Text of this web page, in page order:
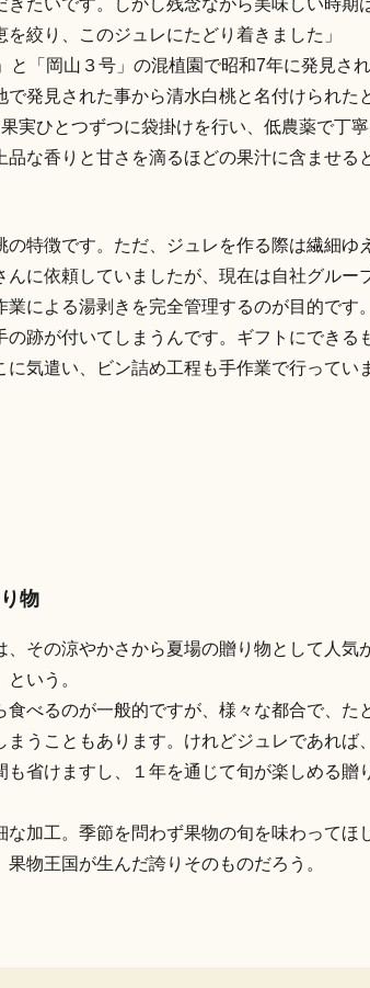
きたいです。しかし残念ながら美味しい時期
絞り、このジュレにたどり着きました」
「岡山３号」の混植園で昭和7年に発見さ
発見された事から清水白桃と名付けられた
実ひとつずつに袋掛けを行い、低農薬で丁
な香りと甘さを滴るほどの果汁に含ませる
の特徴です。ただ、ジュレを作る際は繊細ゆ
に依頼していましたが、現在は自社グルー
による湯剥きを完全管理するのが目的です
跡が付いてしまうんです。ギフトにできる
気遣い、ビン詰め工程も手作業で行ってい
物
その涼やかさから夏場の贈り物として人気
いう。
食べるのが一般的ですが、様々な都合で、た
うこともあります。けれどジュレであれば
省けますし、１年を通じて旬が楽しめる贈
加工。季節を問わず果物の旬を味わってほ
物王国が生んだ誇りそのものだろう。